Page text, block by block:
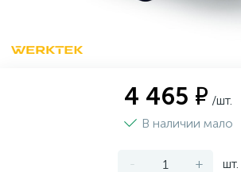
4 465 ₽ /шт.
В наличии мало
- + шт.